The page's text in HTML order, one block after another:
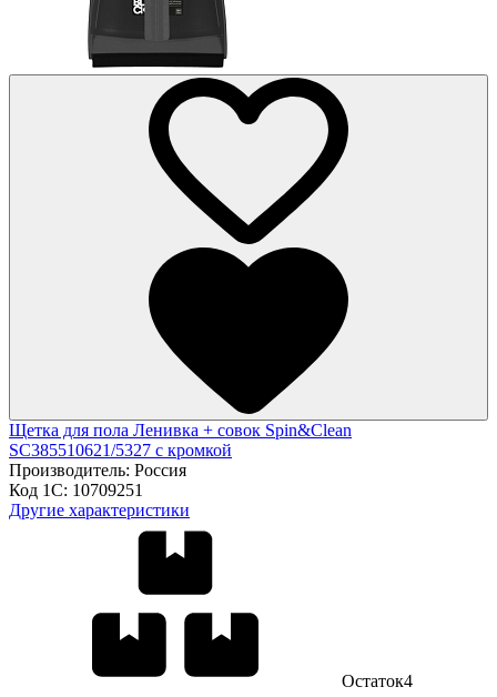
Щетка для пола Ленивка + совок Spin&Clean
SC385510621/5327 с кромкой
Производитель: Россия
Код 1С: 10709251
Другие характеристики
Остаток4